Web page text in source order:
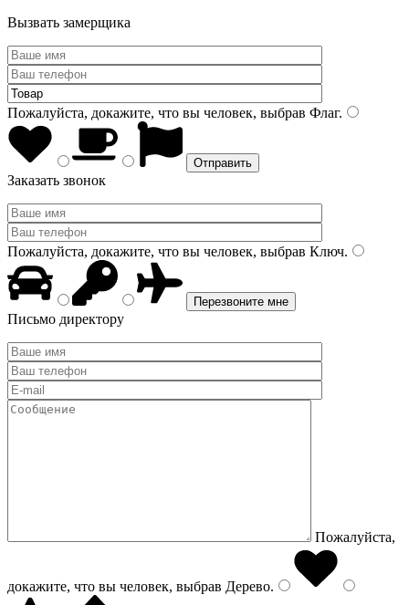
Вызвать замерщика
Пожалуйста, докажите, что вы человек, выбрав Флаг.
Заказать звонок
Пожалуйста, докажите, что вы человек, выбрав Ключ.
Письмо директору
Пожалуйста,
докажите, что вы человек, выбрав Дерево.